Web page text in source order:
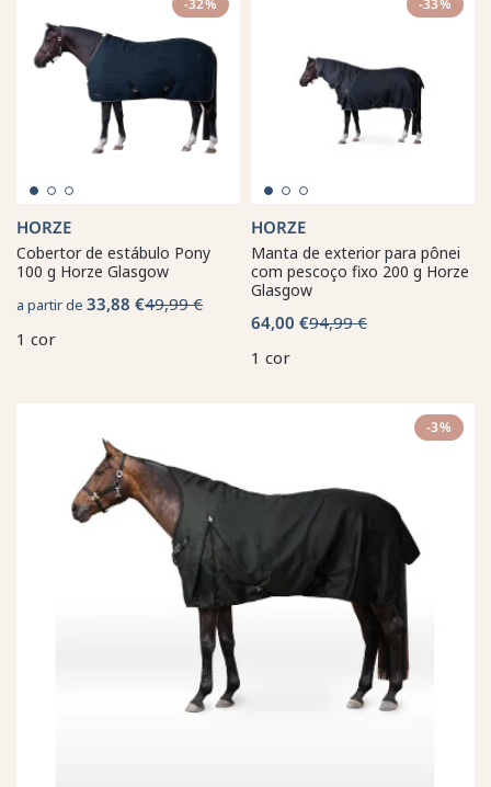
HORZE
Cobertor de estábulo Pony
100 g Horze Glasgow
a partir de 33,88 €49,99 €
1 cor
HORZE
Manta de exterior para pônei
com pescoço fixo 200 g Horze
Glasgow
64,00 €94,99 €
1 cor
-3%